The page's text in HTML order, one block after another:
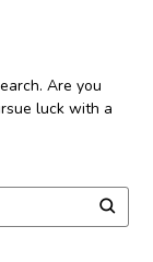
Are you
luck with a